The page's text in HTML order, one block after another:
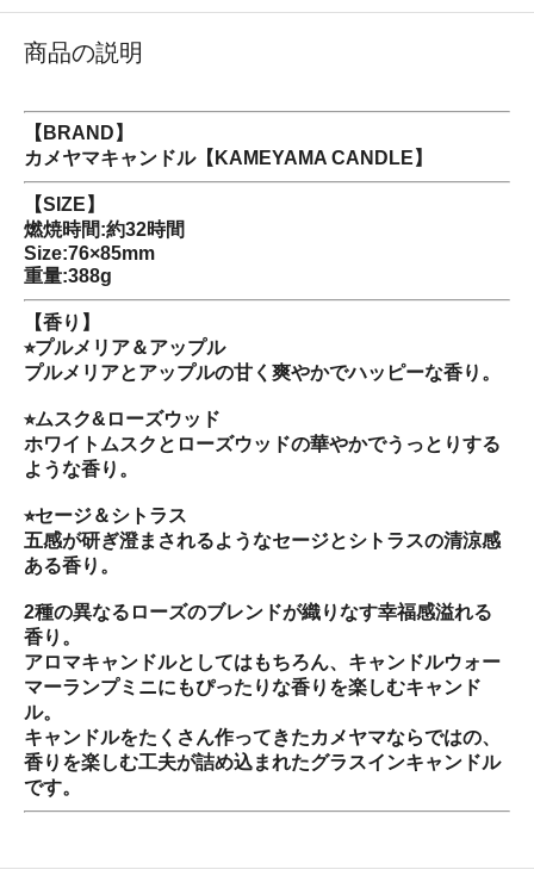
商品の説明
【BRAND】
カメヤマキャンドル【KAMEYAMA CANDLE】
【SIZE】
燃焼時間:約32時間
Size:76×85mm
重量:388g
【香り】
⭐︎プルメリア＆アップル
プルメリアとアップルの甘く爽やかでハッピーな香り。
⭐︎ムスク&ローズウッド
ホワイトムスクとローズウッドの華やかでうっとりする
ような香り。
⭐︎セージ＆シトラス
五感が研ぎ澄まされるようなセージとシトラスの清涼感
ある香り。
2種の異なるローズのブレンドが織りなす幸福感溢れる
香り。
アロマキャンドルとしてはもちろん、キャンドルウォー
マーランプミニにもぴったりな香りを楽しむキャンド
ル。
キャンドルをたくさん作ってきたカメヤマならではの、
香りを楽しむ工夫が詰め込まれたグラスインキャンドル
です。